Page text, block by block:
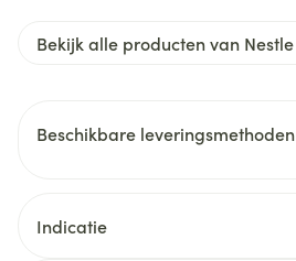
Bekijk alle producten van Nestle
Beschikbare leveringsmethoden
Indicatie